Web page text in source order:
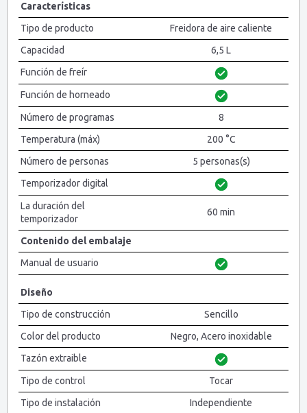
Características
Tipo de producto
Freidora de aire caliente
Capacidad
6,5 L
Función de freír
Función de horneado
Número de programas
8
Temperatura (máx)
200 °C
Número de personas
5 personas(s)
Temporizador digital
La duración del
temporizador
60 min
Contenido del embalaje
Manual de usuario
Diseño
Tipo de construcción
Sencillo
Color del producto
Negro, Acero inoxidable
Tazón extraible
Tipo de control
Tocar
Tipo de instalación
Independiente